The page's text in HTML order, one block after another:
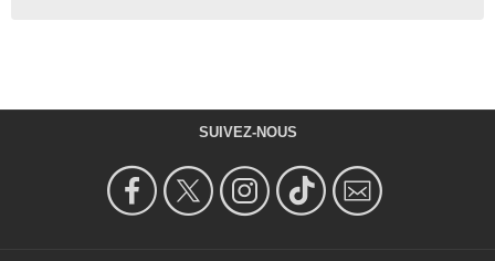
SUIVEZ-NOUS